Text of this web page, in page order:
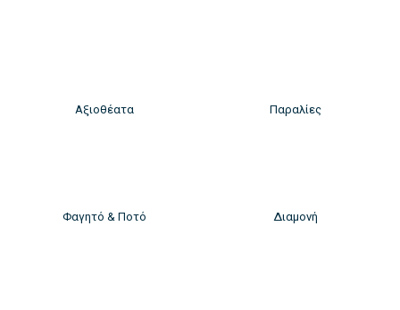
Αξιοθέατα Παραλίες
Φαγητό & Ποτό Διαμονή